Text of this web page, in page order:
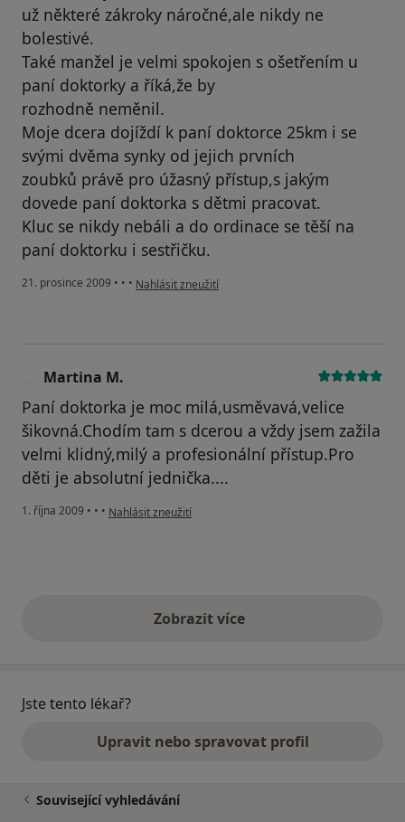
už některé zákroky náročné,ale nikdy ne
bolestivé.
Také manžel je velmi spokojen s ošetřením u
paní doktorky a říká,že by
rozhodně neměnil.
Moje dcera dojíždí k paní doktorce 25km i se
svými dvěma synky od jejich prvních
zoubků právě pro úžasný přístup,s jakým
dovede paní doktorka s dětmi pracovat.
Kluc se nikdy nebáli a do ordinace se těší na
paní doktorku i sestřičku.
21. prosince 2009 • • • podle názoru uživatele Pacient
Nahlásit zneužití
Martina M.
Paní doktorka je moc milá,usměvavá,velice
šikovná.Chodím tam s dcerou a vždy jsem zažila
velmi klidný,milý a profesionální přístup.Pro
děti je absolutní jednička....
1. října 2009 • • • podle názoru uživatele Martina M.
Nahlásit zneužití
Zobrazit vícevýše uvedené názory
Jste tento lékař?
Upravit nebo spravovat profil
Související vyhledávání